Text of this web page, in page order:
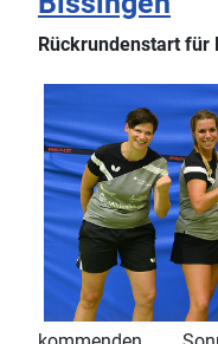
Rückrundenstart für